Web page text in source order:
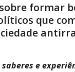
sobre formar
que
e